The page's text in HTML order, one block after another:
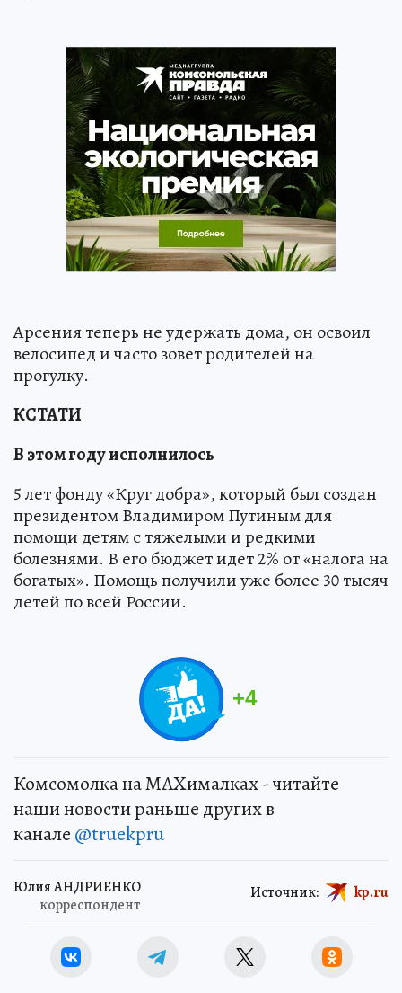
Арсения теперь не удержать дома, он освоил
велосипед и часто зовет родителей на
прогулку.
КСТАТИ
В этом году исполнилось
5 лет фонду «Круг добра», который был создан
президентом Владимиром Путиным для
помощи детям с тяжелыми и редкими
болезнями. В его бюджет идет 2% от «налога на
богатых». Помощь получили уже более 30 тысяч
детей по всей России.
+4
Комсомолка на MAXималках - читайте
наши новости раньше других в
канале @truekpru
Юлия АНДРИЕНКО
корреспондент
Источник: kp.ru